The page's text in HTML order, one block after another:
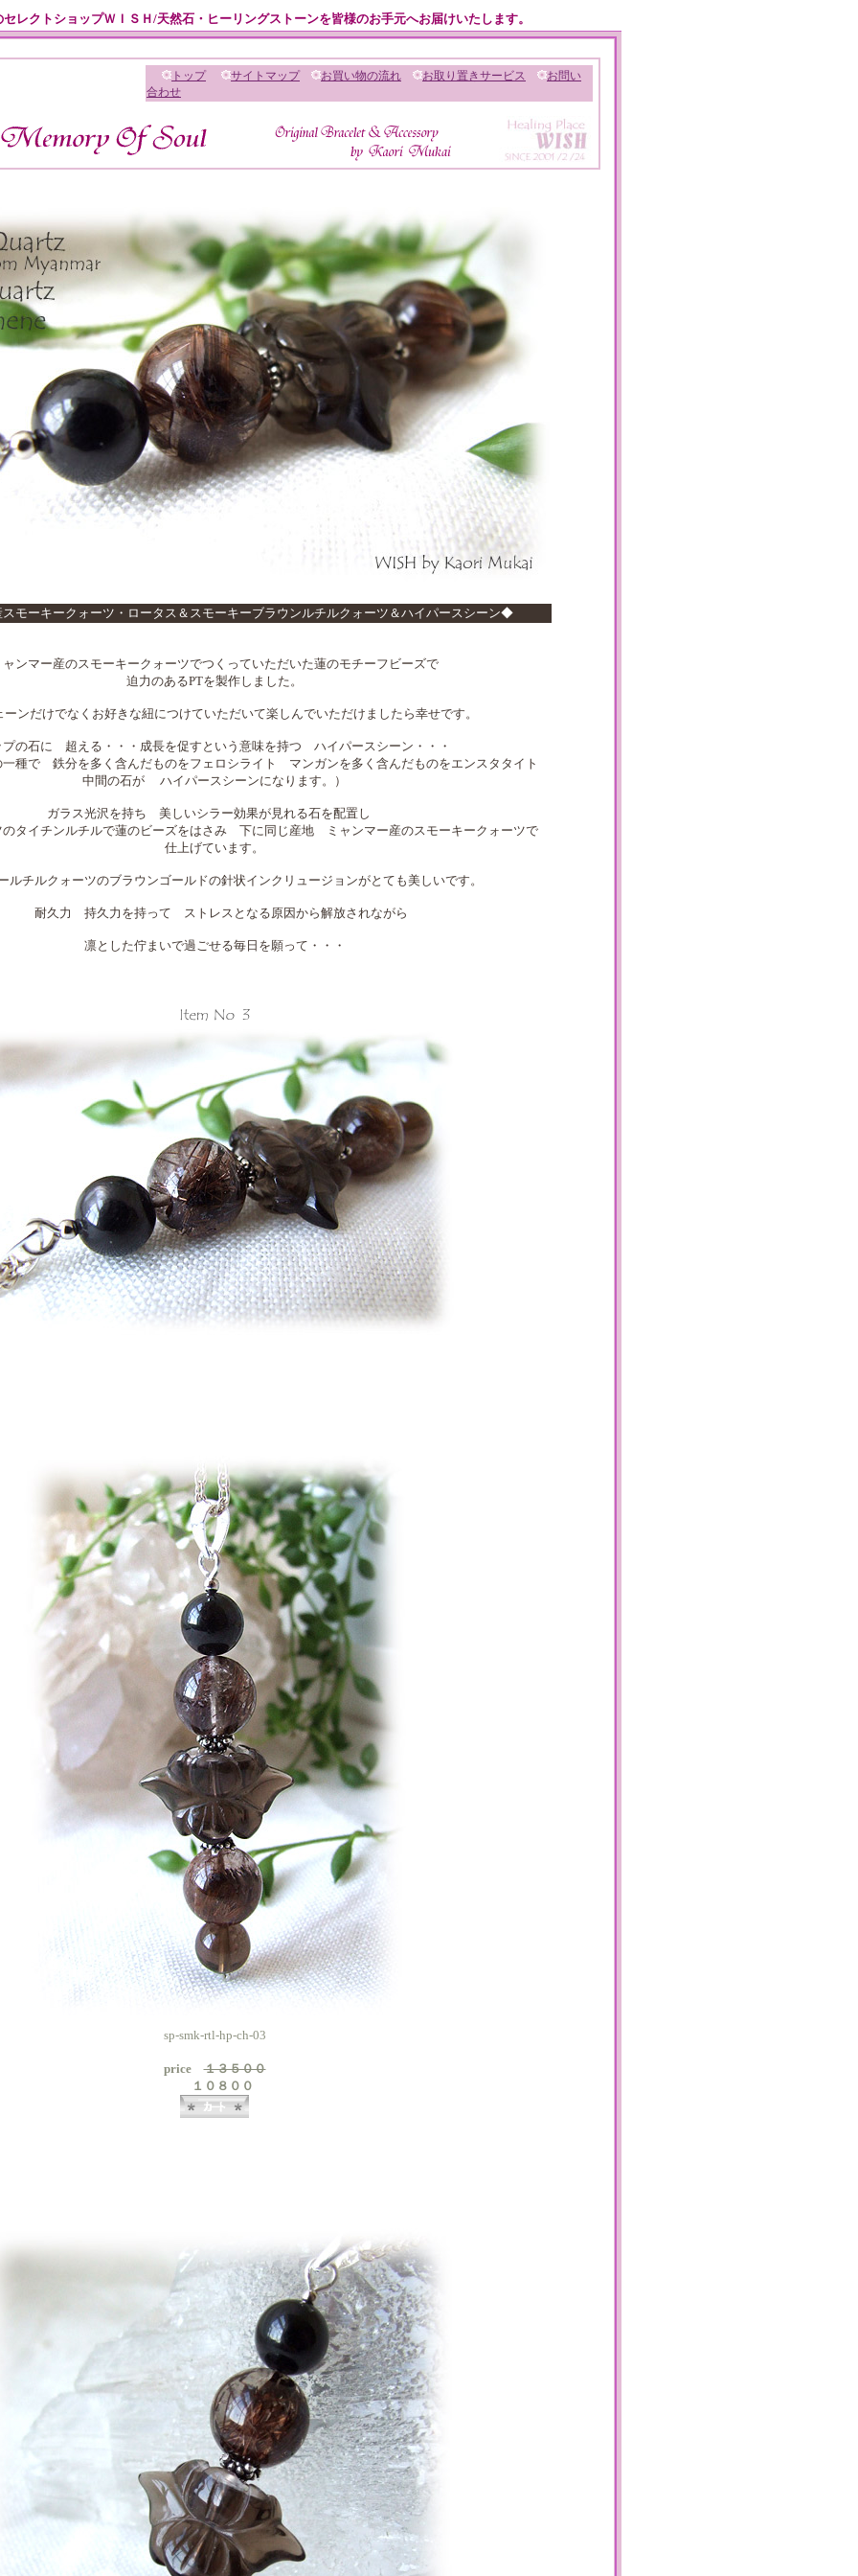
レクトショップＷＩＳＨ/天然石・ヒーリングストーンを皆様のお手元へお届けいたします。
トップ サイトマップ お買い物の流れ お取り置きサービス
お問い
合わせ
モーキークォーツ・ロータス＆スモーキーブラウンルチルクォーツ＆ハイパースシーン◆
ャンマー産のスモーキークォーツでつくっていただいた蓮のモチーフビーズで
迫力のあるPTを製作しました。
ーンだけでなくお好きな紐につけていただいて楽しんでいただけましたら幸せです。
プの石に 超える・・・成長を促すという意味を持つ ハイパースシーン・・・
一種で 鉄分を多く含んだものをフェロシライト マンガンを多く含んだものをエンスタタイト
中間の石が ハイパースシーンになります。）
ガラス光沢を持ち 美しいシラー効果が見れる石を配置し
のタイチンルチルで蓮のビーズをはさみ 下に同じ産地 ミャンマー産のスモーキークォーツで
仕上げています。
ルチルクォーツのブラウンゴールドの針状インクリュージョンがとても美しいです。
耐久力 持久力を持って ストレスとなる原因から解放されながら
凛とした佇まいで過ごせる毎日を願って・・・
sp-smk-rtl-hp-ch-03
price１３５００
１０８００